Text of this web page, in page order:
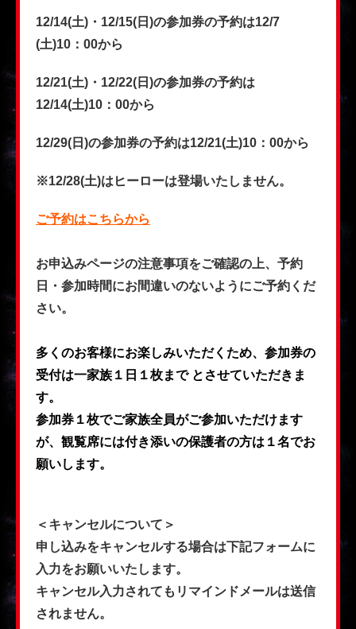
12/14(土)・12/15(日)の参加券の予約は12/7
(土)10：00から
12/21(土)・12/22(日)の参加券の予約は
12/14(土)10：00から
12/29(日)の参加券の予約は12/21(土)10：00から
※12/28(土)はヒーローは登場いたしません。
ご予約はこちらから
お申込みページの注意事項をご確認の上、予約
日・参加時間にお間違いのないようにご予約くだ
さい。
多くのお客様にお楽しみいただくため、参加券の
受付は一家族１日１枚まで とさせていただきま
す。
参加券１枚でご家族全員がご参加いただけます
が、観覧席には付き添いの保護者の方は１名でお
願いします。
＜キャンセルについて＞
申し込みをキャンセルする場合は下記フォームに
入力をお願いいたします。
キャンセル入力されてもリマインドメールは送信
されません。